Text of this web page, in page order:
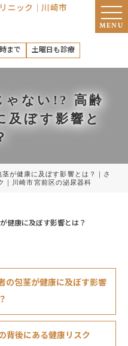
MENU
まで 土曜日も診療
ゃない!? 高齢
及ぼす影響と
が健康に及ぼす影響とは？｜さ
｜川崎市宮前区の泌尿器科
健康に及ぼす影響とは？
の包茎が健康に及ぼす影響
背後にある健康リスク